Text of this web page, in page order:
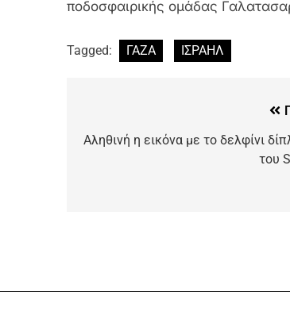
ποδοσφαιρικής ομάδας
Tagged: ΓΑΖΑ ΙΣΡΑΗΛ
Αληθινή η εικόνα με το δελφίνι
του